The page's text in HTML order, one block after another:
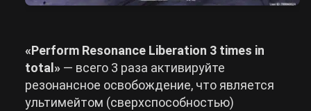
«Perform Resonance Liberation 3 times in
total» — всего 3 раза активируйте
резонансное освобождение, что является
ультимейтом (сверхспособностью)